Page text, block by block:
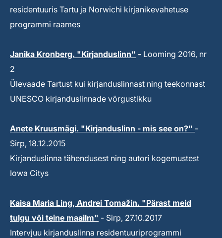
residentuuris Tartu ja Norwichi kirjanikevahetuse
programmi raames
Janika Kronberg. "Kirjanduslinn" - Looming 2016, nr
2
Ülevaade Tartust kui kirjanduslinnast ning teekonnast
UNESCO kirjanduslinnade võrgustikku
Anete Kruusmägi. "Kirjanduslinn - mis see on?" -
Sirp, 18.12.2015
Kirjanduslinna tähendusest ning autori kogemustest
Iowa Citys
Kaisa Maria Ling, Andrei Tomažin. "Pärast meid
tulgu või teine maailm" - Sirp, 27.10.2017
Intervjuu kirjanduslinna residentuuriprogrammi